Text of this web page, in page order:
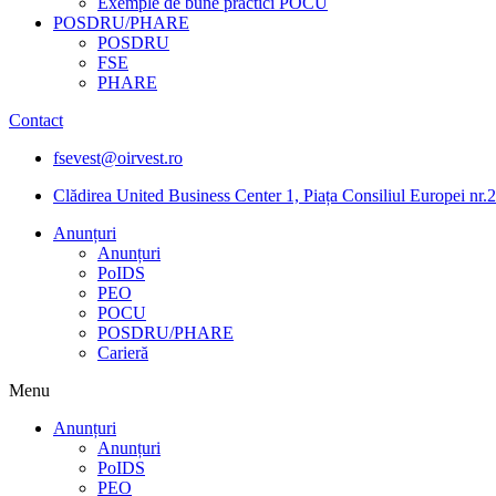
POSDRU/PHARE
POSDRU
FSE
PHARE
Contact
fsevest@oirvest.ro
Clădirea United Business Center 1, Piața Consiliul Europei
Anunțuri
Anunțuri
PoIDS
PEO
POCU
POSDRU/PHARE
Carieră
Menu
Anunțuri
Anunțuri
PoIDS
PEO